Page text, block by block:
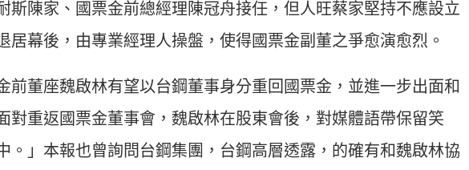
斯陳家、國票金前總經理陳冠舟接任，但人旺蔡家堅持不應設立
居幕後，由專業經理人操盤，使得國票金副董之爭愈演愈烈。
前董座魏啟林有望以台鋼董事身分重回國票金，並進一步出面和
對重返國票金董事會，魏啟林在股東會後，對媒體語帶保留笑
。」本報也曾詢問台鋼集團，台鋼高層透露，的確有和魏啟林協